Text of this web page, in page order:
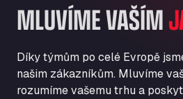
MLUVÍME VAŠÍM
Díky týmům po celé Evropě
našim zákazníkům. Mluvíme
rozumíme vašemu trhu a